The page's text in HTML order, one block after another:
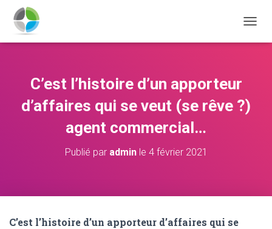
É
L
C’est l’histoire d’un apporteur
d’affaires qui se veut (se rêve ?)
agent commercial…
Publié par adminle 4 février 2021
C’est l’histoire d’un apporteur d’affaires qui se